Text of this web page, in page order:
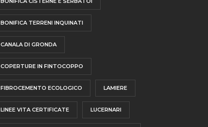
BONIFICA TERRENI INQUINATI
CANALA DI GRONDA
COPERTURE IN FINTOCOPPO
FIBROCEMENTO ECOLOGICO LAMIERE
LINEE VITA CERTIFICATE LUCERNARI